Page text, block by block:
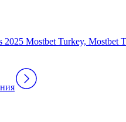
2025 Mostbet Turkey, Mostbet